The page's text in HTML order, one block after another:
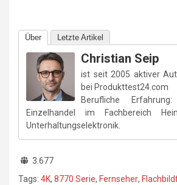
Über Letzte Artikel
Christian Seip
ist seit 2005 aktiver
bei Produkttest24.com
Berufliche
Einzelhandel im Fachbereich
Unterhaltungselektronik.
3.677
Tags: 4K, 8770 Serie, Fernseher,